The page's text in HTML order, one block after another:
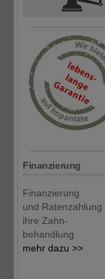
Finanzierung
Finanzierung
und Ratenzahlung
ihre Zahn-
behandlung
mehr dazu >>